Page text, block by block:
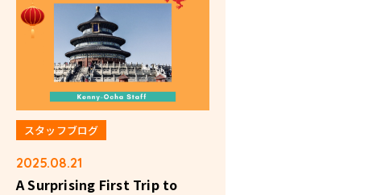
スタッフブログ
2025.08.21
A Surprising First Trip to